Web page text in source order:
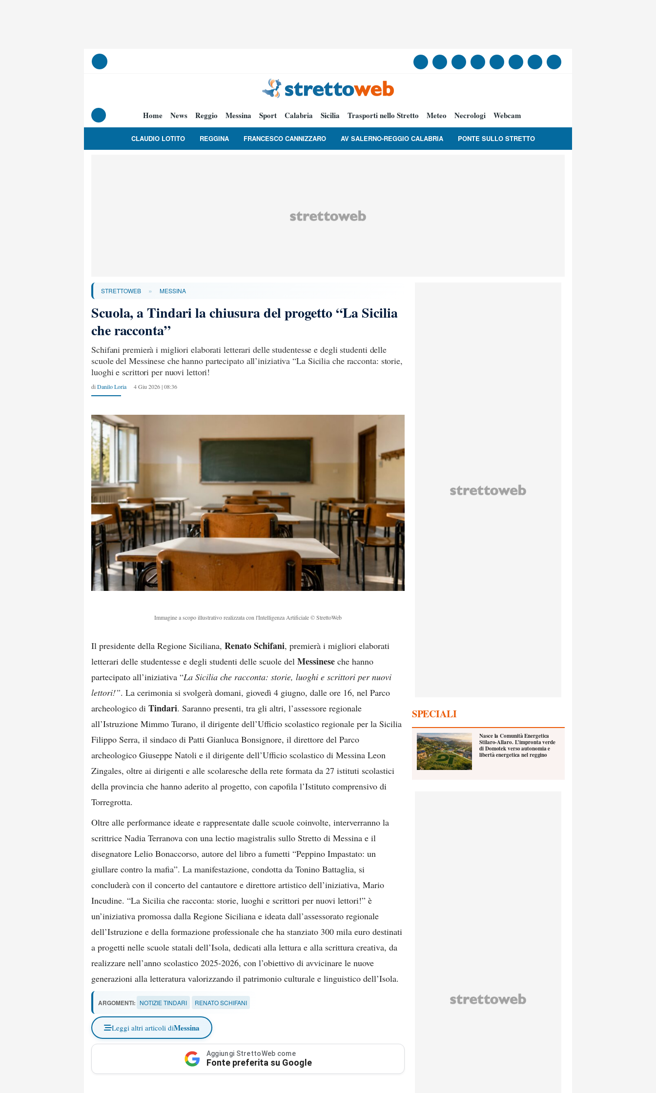
Home News Reggio Messina Sport Calabria Sicilia Trasporti nello Stretto Meteo Necrologi Webcam
CLAUDIO LOTITO REGGINA FRANCESCO CANNIZZARO AV SALERNO-REGGIO CALABRIA PONTE SULLO STRETTO
STRETTOWEB » MESSINA
Scuola, a Tindari la chiusura del progetto “La Sicilia
che racconta”
Schifani premierà i migliori elaborati letterari delle studentesse e degli studenti delle
scuole del Messinese che hanno partecipato all’iniziativa “La Sicilia che racconta: storie,
luoghi e scrittori per nuovi lettori!
di Danilo Loria 4 Giu 2026 | 08:36
Immagine a scopo illustrativo realizzata con l'Intelligenza Artificiale © StrettoWeb
Il presidente della Regione Siciliana, Renato Schifani, premierà i migliori elaborati
letterari delle studentesse e degli studenti delle scuole del Messinese che hanno
partecipato all’iniziativa “La Sicilia che racconta: storie, luoghi e scrittori per nuovi
lettori!”. La cerimonia si svolgerà domani, giovedì 4 giugno, dalle ore 16, nel Parco
archeologico di Tindari. Saranno presenti, tra gli altri, l’assessore regionale
all’Istruzione Mimmo Turano, il dirigente dell’Ufficio scolastico regionale per la Sicilia
Filippo Serra, il sindaco di Patti Gianluca Bonsignore, il direttore del Parco
archeologico Giuseppe Natoli e il dirigente dell’Ufficio scolastico di Messina Leon
Zingales, oltre ai dirigenti e alle scolaresche della rete formata da 27 istituti scolastici
della provincia che hanno aderito al progetto, con capofila l’Istituto comprensivo di
Torregrotta.
Oltre alle performance ideate e rappresentate dalle scuole coinvolte, interverranno la
scrittrice Nadia Terranova con una lectio magistralis sullo Stretto di Messina e il
disegnatore Lelio Bonaccorso, autore del libro a fumetti “Peppino Impastato: un
giullare contro la mafia”. La manifestazione, condotta da Tonino Battaglia, si
concluderà con il concerto del cantautore e direttore artistico dell’iniziativa, Mario
Incudine. “La Sicilia che racconta: storie, luoghi e scrittori per nuovi lettori!” è
un’iniziativa promossa dalla Regione Siciliana e ideata dall’assessorato regionale
dell’Istruzione e della formazione professionale che ha stanziato 300 mila euro destinati
a progetti nelle scuole statali dell’Isola, dedicati alla lettura e alla scrittura creativa, da
realizzare nell’anno scolastico 2025-2026, con l’obiettivo di avvicinare le nuove
generazioni alla letteratura valorizzando il patrimonio culturale e linguistico dell’Isola.
ARGOMENTI: NOTIZIE TINDARI RENATO SCHIFANI
Leggi altri articoli diMessina
Aggiungi StrettoWeb come
Fonte preferita su Google
SPECIALI
Nasce la Comunità Energetica
Stilaro-Allaro. L’impronta verde
di Domotek verso autonomia e
libertà energetica nel reggino